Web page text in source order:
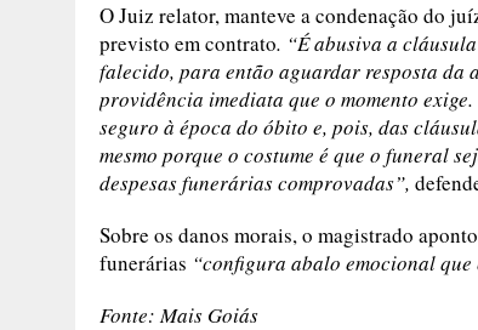
O Juiz relator, manteve a condenação do
previsto em contrato. “É abusiva a
falecido, para então aguardar resposta da
providência imediata que o momento
seguro à época do óbito e, pois, das
mesmo porque o costume é que o funeral
despesas funerárias comprovadas”,
Sobre os danos morais, o magistrado
funerárias “configura abalo emocional
Fonte: Mais Goiás